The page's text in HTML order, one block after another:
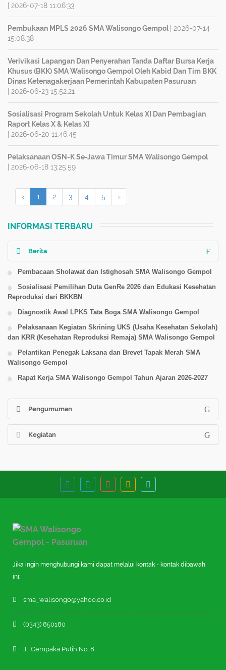
| 2026-07-18 11:06:33
Pembukaan MPLS 2026 SMA Walisongo Gempol
| 2026-07-14
15:08:38
Verivikasi Lapangan Dan Penyerahan Tanda Daftar Bursa Kerja
Khusus (BKK) SMA Walisongo Gempol Oleh Kabid Dan Tim BKK
Dinas Ketenagakerjaan Pemerintah Kabupaten Pasuruan
| 2026-06-23 15:52:21
Sosialisasi Program Sekolah Untuk Kelas XI Dan Pembagian
Raport Kelas X & Kelas XI
| 2026-06-20 11:46:45
Pelaksanaan OSN-K Se-Jawa Timur SMA Walisongo Gempol
| 2026-06-18 13:25:59
‹ 1 2 3 4 5 ›
INFORMASI TERBARU
Berita
Pembacaan Sholawat dan Istighosah SMA Walisongo Gempol
Sosialisasi Pemilihan Duta GenRe 2026 dan Edukasi Kesehatan
Reproduksi dari BKKBN
Diagnostik Awal LPKS Tata Boga SMA Walisongo Gempol
Pelaksanaan Kegiatan Skrining UKS (Usaha Kesehatan Sekolah)
dan KRR (Kesehatan Reproduksi Remaja) SMA Walisongo Gempol
Pelantikan Penegak Laksana dan Brevet Tapak Merah SMA
Walisongo Gempol
Rapat Kerja SMA Walisongo Gempol Tahun Ajaran 2026-2027
Pengumuman
Kegiatan
Jika ingin menghubungi kami dapat melalui kontak - kontak dibawah
ini:
sma_walisongo@yahoo.co.id
(0343) 850180
Jl. Cempaka Putih No. 8